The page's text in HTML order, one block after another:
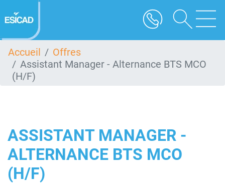
au
contenu
Accueil
Offres
Assistant Manager - Alternance BTS MCO
(H/F)
ASSISTANT MANAGER -
ALTERNANCE BTS MCO
(H/F)